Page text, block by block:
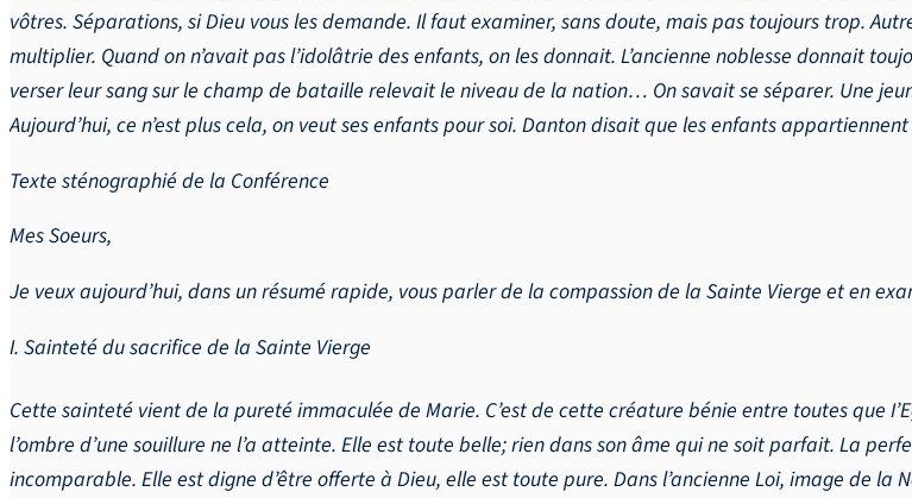
vôtres. Séparations, si Dieu vous les demande. Il faut examiner, sans doute, mais pas toujours trop.
multiplier. Quand on n’avait pas l’idolâtrie des enfants, on les donnait. L’ancienne noblesse donnait
verser leur sang sur le champ de bataille relevait le niveau de la nation… On savait se séparer. Une
Aujourd’hui, ce n’est plus cela, on veut ses enfants pour soi. Danton disait que les enfants
Texte sténographié de la Conférence
Mes Soeurs,
Je veux aujourd’hui, dans un résumé rapide, vous parler de la compassion de la Sainte Vierge et en
I. Sainteté du sacrifice de la Sainte Vierge
Cette sainteté vient de la pureté immaculée de Marie. C’est de cette créature bénie entre toutes que
l’ombre d’une souillure ne l’a atteinte. Elle est toute belle; rien dans son âme qui ne soit parfait. La
incomparable. Elle est digne d’être offerte à Dieu, elle est toute pure. Dans l’ancienne Loi, image de